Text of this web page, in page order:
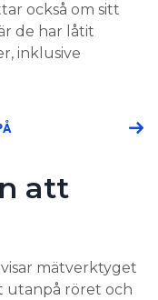
också om sitt
de har låtit
inklusive
att
visar mätverktyget
utanpå röret och